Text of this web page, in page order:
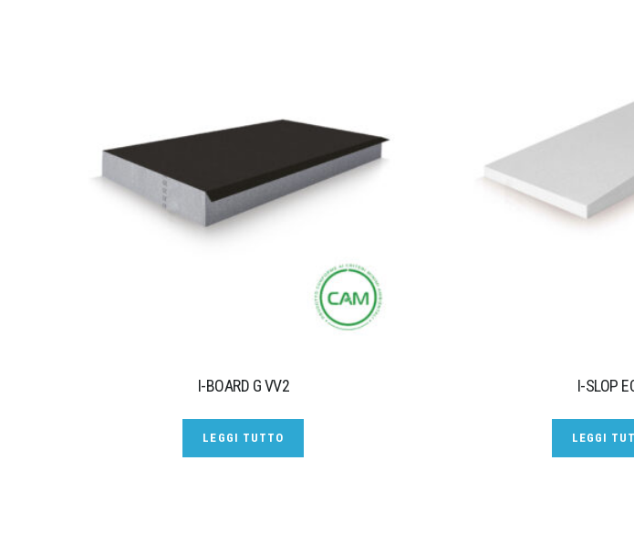
I-BOARD G VV2
LEGGI TUTTO
I-SLOP
LEGGI